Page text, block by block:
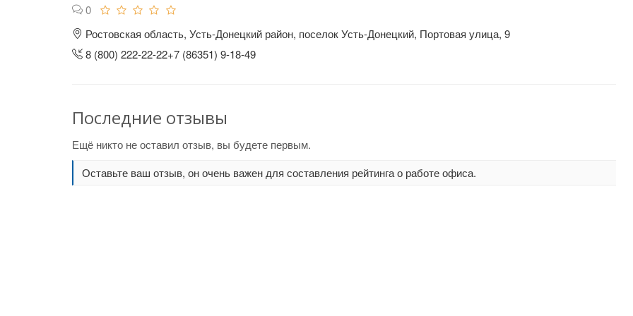
0
Ростовская область, Усть-Донецкий район, поселок Усть-Донецкий, Портовая улица, 9
8 (800) 222-22-22+7 (86351) 9-18-49
Последние отзывы
Ещё никто не оставил отзыв, вы будете первым.
Оставьте ваш отзыв, он очень важен для составления рейтинга о работе офиса.